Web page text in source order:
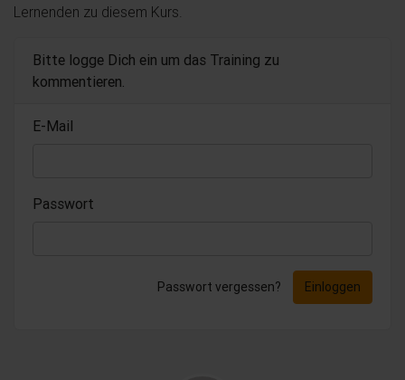
Lernenden zu diesem Kurs.
Bitte logge Dich ein um das Training zu
kommentieren.
E-Mail
Passwort
Passwort vergessen? Einloggen